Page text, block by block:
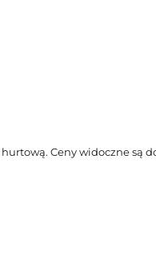
Ceny widoczne są